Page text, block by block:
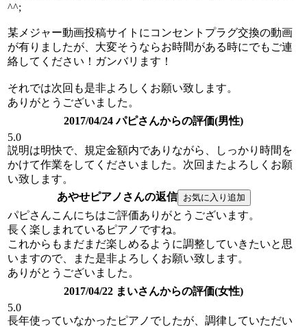
^^;
某メジャー動画投稿サイトにコンセントプラグ交換の動画
が有りましたが、大変そうならお時間がある時にでもご連
絡してください！ガンバリます！
それでは次回も是非よろしくお願い致します。
ありがとうございました。
2017/04/24 パピさんからの評価(男性)
5.0
説明は明快で、規定金額内でありながら、しっかり時間を
かけて作業をしてくださいました。次回またよろしくお願
い致します。
あやせピアノさんの返信
パピさんこんにちはご評価ありがとうございます。
長く楽しまれているピアノですね。
これからもまだまだ楽しめるように調整していきたいと思
いますので、また是非よろしくお願い致します。
ありがとうございました。
2017/04/22 まいさんからの評価(女性)
5.0
長年使っていなかったピアノでしたが、調律していただい